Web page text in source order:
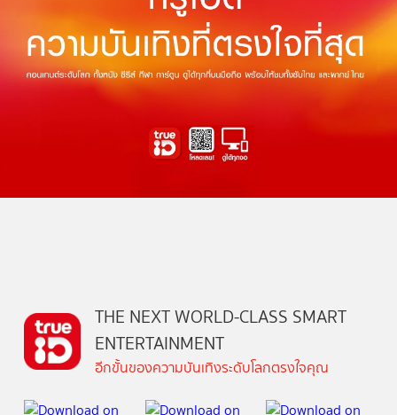
THE NEXT WORLD-CLASS SMART
ENTERTAINMENT
อีกขั้นของความบันเทิงระดับโลกตรงใจคุณ